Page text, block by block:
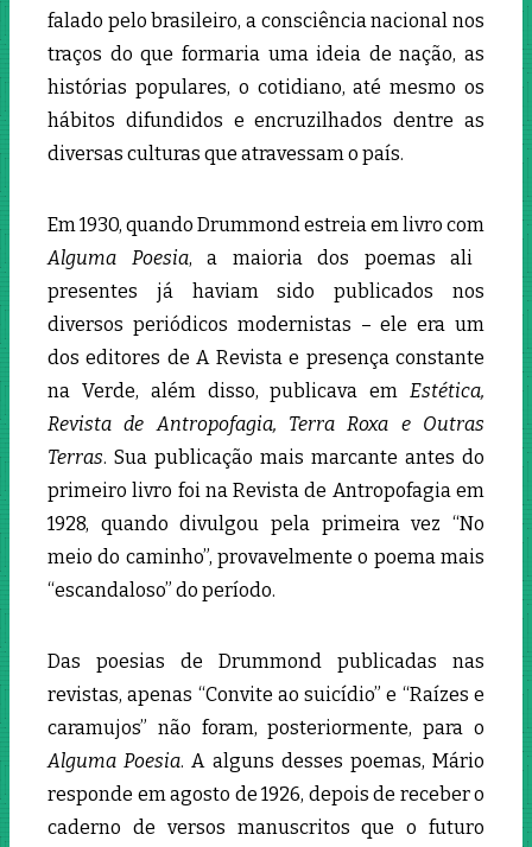
falado pelo brasileiro, a consciência nacional nos
traços do que formaria uma ideia de nação, as
histórias populares, o cotidiano, até mesmo os
hábitos difundidos e encruzilhados dentre as
diversas culturas que atravessam o país.
Em 1930, quando Drummond estreia em livro com
Alguma Poesia, a maioria dos poemas ali
presentes já haviam sido publicados nos
diversos periódicos modernistas – ele era um
dos editores de A Revista e presença constante
na Verde, além disso, publicava em Estética,
Revista de Antropofagia, Terra Roxa e Outras
Terras. Sua publicação mais marcante antes do
primeiro livro foi na Revista de Antropofagia em
1928, quando divulgou pela primeira vez “No
meio do caminho”, provavelmente o poema mais
“escandaloso” do período.
Das poesias de Drummond publicadas nas
revistas, apenas “Convite ao suicídio” e “Raízes e
caramujos” não foram, posteriormente, para o
Alguma Poesia. A alguns desses poemas, Mário
responde em agosto de 1926, depois de receber o
caderno de versos manuscritos que o futuro